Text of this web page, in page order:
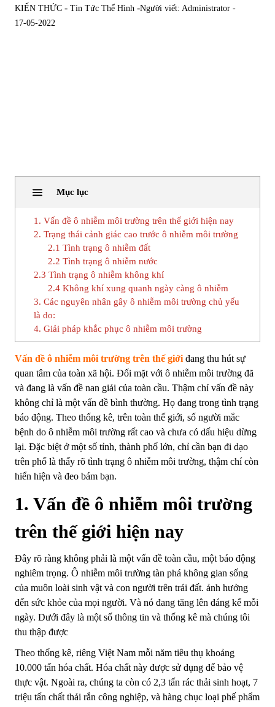
KIẾN THỨC - Tin Tức Thể Hình -Người viết: Administrator -
17-05-2022
Mục lục
1. Vấn đề ô nhiễm môi trường trên thế giới hiện nay
2. Trạng thái cảnh giác cao trước ô nhiễm môi trường
2.1 Tình trạng ô nhiễm đất
2.2 Tình trạng ô nhiễm nước
2.3 Tình trạng ô nhiễm không khí
2.4 Không khí xung quanh ngày càng ô nhiễm
3. Các nguyên nhân gây ô nhiễm môi trường chủ yếu
là do:
4. Giải pháp khắc phục ô nhiễm môi trường
Vấn đề ô nhiễm môi trường trên thế giới đang thu hút sự
quan tâm của toàn xã hội. Đối mặt với ô nhiễm môi trường đã
và đang là vấn đề nan giải của toàn cầu. Thậm chí vấn đề này
không chỉ là một vấn đề bình thường. Họ đang trong tình trạng
báo động. Theo thống kê, trên toàn thế giới, số người mắc
bệnh do ô nhiễm môi trường rất cao và chưa có dấu hiệu dừng
lại. Đặc biệt ở một số tỉnh, thành phố lớn, chỉ cần bạn đi dạo
trên phố là thấy rõ tình trạng ô nhiễm môi trường, thậm chí còn
hiển hiện và đeo bám bạn.
1. Vấn đề ô nhiễm môi trường
trên thế giới hiện nay
Đây rõ ràng không phải là một vấn đề toàn cầu, một báo động
nghiêm trọng. Ô nhiễm môi trường tàn phá không gian sống
của muôn loài sinh vật và con người trên trái đất. ảnh hưởng
đến sức khỏe của mọi người. Và nó đang tăng lên đáng kể mỗi
ngày. Dưới đây là một số thông tin và thống kê mà chúng tôi
thu thập được
Theo thống kê, riêng Việt Nam mỗi năm tiêu thụ khoảng
10.000 tấn hóa chất. Hóa chất này được sử dụng để bảo vệ
thực vật. Ngoài ra, chúng ta còn có 2,3 tấn rác thải sinh hoạt, 7
triệu tấn chất thải rắn công nghiệp, và hàng chục loại phế phẩm